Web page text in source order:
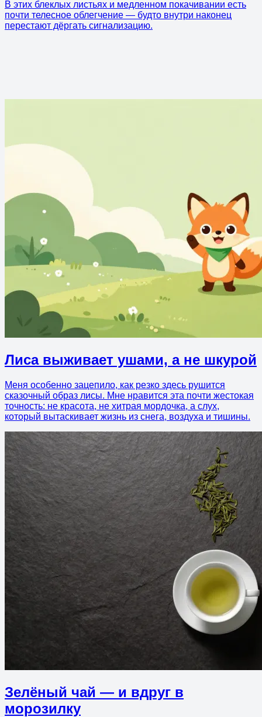
В этих блеклых листьях и медленном покачивании есть
почти телесное облегчение — будто внутри наконец
перестают дёргать сигнализацию.
Лиса выживает ушами, а не шкурой
Меня особенно зацепило, как резко здесь рушится
сказочный образ лисы. Мне нравится эта почти жестокая
точность: не красота, не хитрая мордочка, а слух,
который вытаскивает жизнь из снега, воздуха и тишины.
Зелёный чай — и вдруг в
морозилку